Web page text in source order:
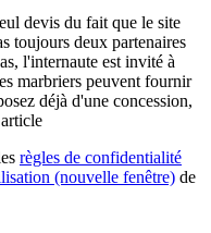
devis du fait que le site
toujours deux partenaires
l'internaute est invité à
marbriers peuvent fournir
déjà d'une concession,
règles de confidentialité
(nouvelle fenêtre) de